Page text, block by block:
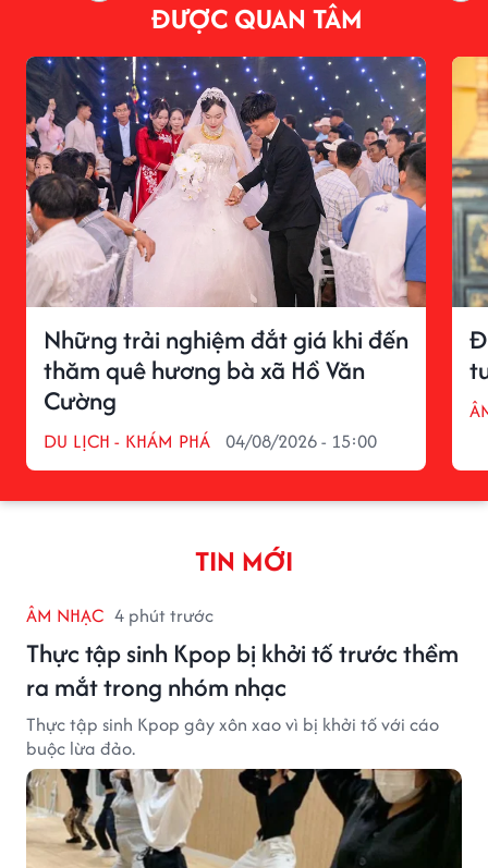
ĐƯỢC QUAN TÂM
Những trải nghiệm đắt giá khi đến
thăm quê hương bà xã Hồ Văn
Cường
DU LỊCH - KHÁM PHÁ 04/08/2026 - 15:00
TIN MỚI
ÂM NHẠC 4 phút trước
Thực tập sinh Kpop bị khởi tố trước thềm
ra mắt trong nhóm nhạc
Thực tập sinh Kpop gây xôn xao vì bị khởi tố với cáo
buộc lừa đảo.